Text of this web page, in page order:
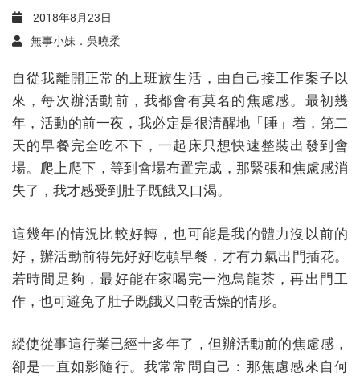
2018年8月23日
無事小妹．吳曉柔
自從我離開正常的上班族生活，由自己接工作案子以
來，每次辦活動前，我都會有莫名的焦慮感。最初幾
年，活動的前一夜，我必定是很清醒地「睡」着，第二
天的早餐完全吃不下，一起床只想快速整裝出發到會
場。爬上爬下，等到會場布置完成，那緊張和焦慮感消
失了，我才感受到肚子既餓又口渴。
這幾年的情況比較好轉，也可能是我的體力沒以前的
好，辦活動前得先好好吃頓早餐，才有力氣出門插花。
若時間足夠，最好能在家喝完一泡烏龍茶，再出門工
作，也可避免了肚子既餓又口乾舌燥的情形。
縱使從事這行業已經十多年了，但辦活動前的焦慮感，
卻是一直如影隨行。我常常問自己：那焦慮感來自何